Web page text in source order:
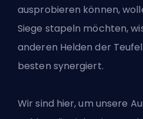
ausprobieren können,
Siege stapeln möchten,
anderen Helden der
besten synergiert.
Wir sind hier, um unsere